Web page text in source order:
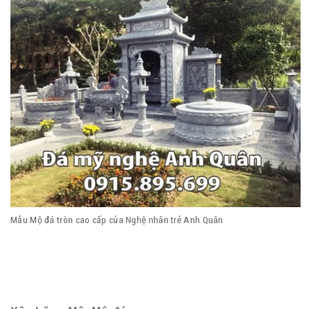
Mẫu Mộ đá tròn cao cấp của Nghệ nhân trẻ Anh Quân